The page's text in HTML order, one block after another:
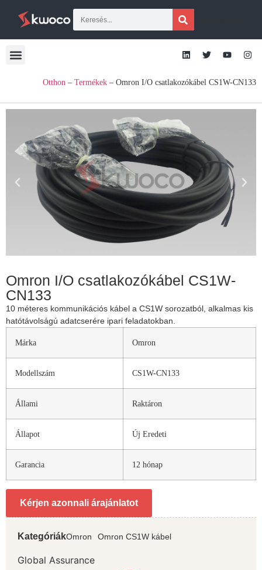
Otthon – Termékek – Omron I/O csatlakozókábel CS1W-CN133
Omron I/O csatlakozókábel CS1W-
CN133
10 méteres kommunikációs kábel a CS1W sorozatból, alkalmas kis
hatótávolságú adatcserére ipari feladatokban.
Márka Omron
Modellszám CS1W-CN133
Állami Raktáron
Állapot Új Eredeti
Garancia 12 hónap
Kérjen azonnali árajánlatot
KategóriákOmron Omron CS1W kábel
Global Assurance